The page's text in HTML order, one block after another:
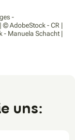
-
AdobeStock - CR |
- Manuela Schacht |
uns: